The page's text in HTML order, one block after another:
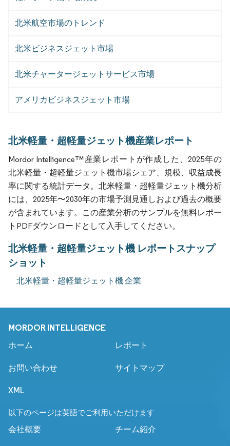
北米航空市場のトレンド
北米ビジネスジェット市場
北米チャータージェットサービス市場
アメリカビジネスジェット市場
北米軽量・超軽量ジェット機産業レポート
Mordor Intelligence™産業レポートが作成した、2025年の
北米軽量・超軽量ジェット機市場シェア、規模、収益成長
率に関する統計データ。北米軽量・超軽量ジェット機分析
には、2025年〜2030年の市場予測見通しおよび過去の概要
が含まれています。この産業分析のサンプルを無料レポー
トPDFダウンロードとして入手してください。
北米軽量・超軽量ジェット機 レポートスナップ
ショット
北米軽量・超軽量ジェット機 企業
MORDOR INTELLIGENCE
ホーム レポート
お問い合わせ サイトマップ
XML
以下のページは英語でご利用いただけます
会社概要
チーム紹介